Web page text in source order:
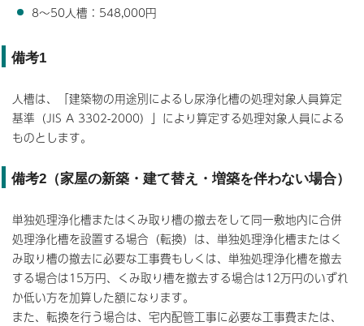
8～50人槽：548,000円
備考1
人槽は、「建築物の用途別によるし尿浄化槽の処理対象人員算定
基準（JIS A 3302-2000）」により算定する処理対象人員による
ものとします。
備考2（家屋の新築・建て替え・増築を伴わない場合）
単独処理浄化槽またはくみ取り槽の撤去をして同一敷地内に合併
処理浄化槽を設置する場合（転換）は、単独処理浄化槽またはく
み取り槽の撤去に必要な工事費もしくは、単独処理浄化槽を撤去
する場合は15万円、くみ取り槽を撤去する場合は12万円のいずれ
か低い方を加算した額になります。
また、転換を行う場合は、宅内配管工事に必要な工事費または、